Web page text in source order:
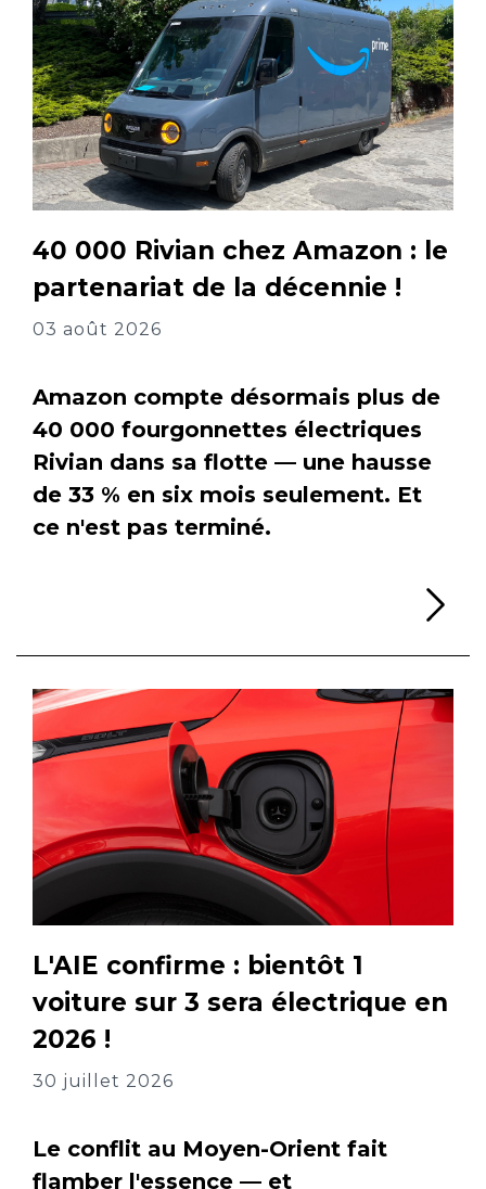
40 000 Rivian chez Amazon : le
partenariat de la décennie !
03 août 2026
Amazon compte désormais plus de
40 000 fourgonnettes électriques
Rivian dans sa flotte — une hausse
de 33 % en six mois seulement. Et
ce n'est pas terminé.
L'AIE confirme : bientôt 1
voiture sur 3 sera électrique en
2026 !
30 juillet 2026
Le conflit au Moyen-Orient fait
flamber l'essence — et